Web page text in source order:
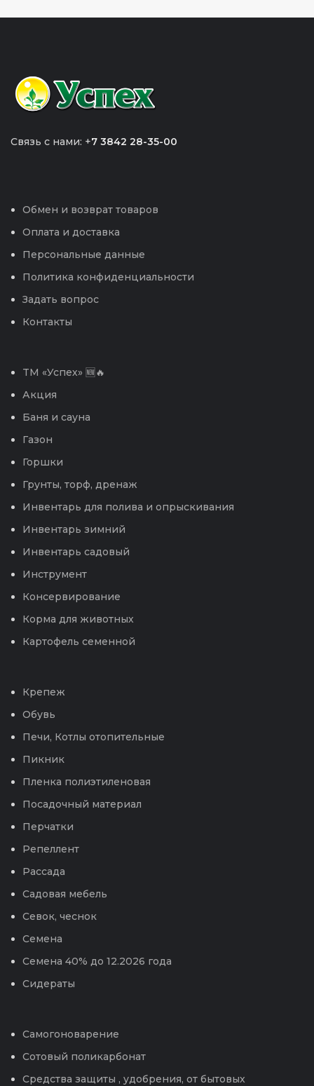
Связь с нами: +7 3842 28-35-00
Обмен и возврат товаров
Оплата и доставка
Персональные данные
Политика конфиденциальности
Задать вопрос
Контакты
TM «Успех» 🆕🔥
Акция
Баня и сауна
Газон
Горшки
Грунты, торф, дренаж
Инвентарь для полива и опрыскивания
Инвентарь зимний
Инвентарь садовый
Инструмент
Консервирование
Корма для животных
Картофель семенной
Крепеж
Обувь
Печи, Котлы отопительные
Пикник
Пленка полиэтиленовая
Посадочный материал
Перчатки
Репеллент
Рассада
Садовая мебель
Севок, чеснок
Семена
Семена 40% до 12.2026 года
Сидераты
Самогоноварение
Сотовый поликарбонат
Средства защиты , удобрения, от бытовых